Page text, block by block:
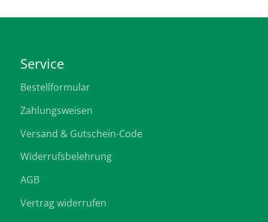
Service
Bestellformular
Zahlungsweisen
Versand & Gutschein-Code
Widerrufsbelehrung
AGB
Vertrag widerrufen